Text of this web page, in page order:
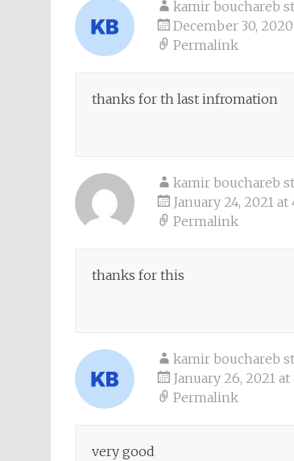
kamir bouchareb st
December 30, 2020
Permalink
thanks for th last infromation
kamir bouchareb st
January 24, 2021 at
Permalink
thanks for this
kamir bouchareb st
January 26, 2021 at
Permalink
very good